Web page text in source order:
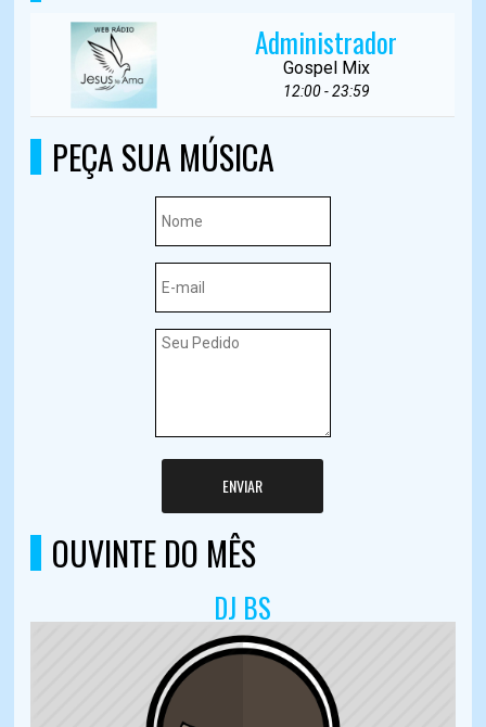
Administrador
Gospel Mix
12:00 - 23:59
PEÇA SUA MÚSICA
ENVIAR
OUVINTE DO MÊS
DJ BS